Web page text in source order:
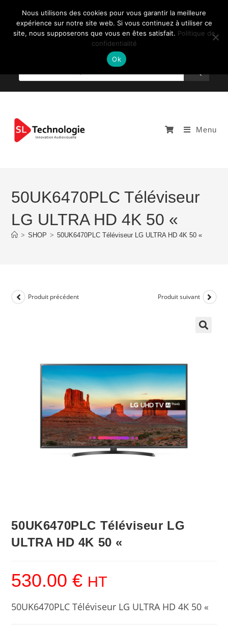
Menu
50UK6470PLC Téléviseur
LG ULTRA HD 4K 50 «
> SHOP > 50UK6470PLC Téléviseur LG ULTRA HD 4K 50 «
Produit précédent Produit suivant
50UK6470PLC Téléviseur LG
ULTRA HD 4K 50 «
530.00€ HT
50UK6470PLC Téléviseur LG ULTRA HD 4K 50 «
Nous utilisons des cookies pour vous garantir la meilleure
expérience sur notre site web. Si vous continuez à utiliser ce
site, nous supposerons que vous en êtes satisfait. Politique de
confidentialité
Ok